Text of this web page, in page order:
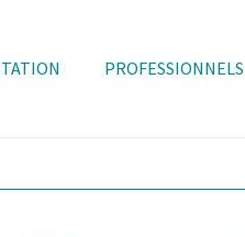
PROFESSIONNELS